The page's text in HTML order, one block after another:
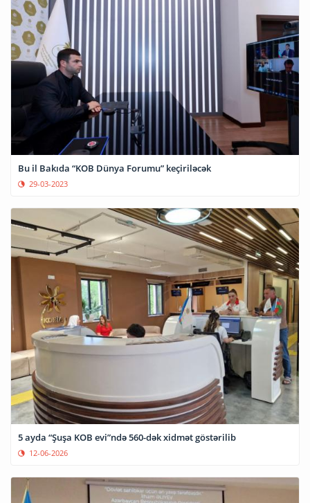
Bu il Bakıda “KOB Dünya Forumu” keçiriləcək
29-03-2023
5 ayda “Şuşa KOB evi”ndə 560-dək xidmət göstərilib
12-06-2026